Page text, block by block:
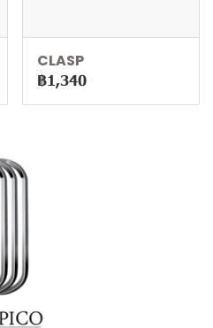
CLASP
฿1,340